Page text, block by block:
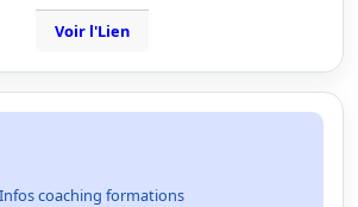
Voir l'Lien
Infos coaching formations